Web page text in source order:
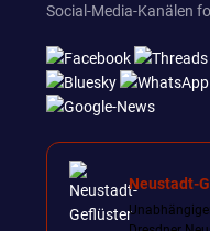
Social-Media-Kanälen
Neustadt-